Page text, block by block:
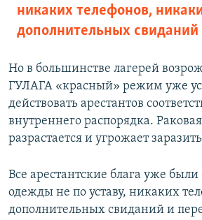
никаких телефонов,
дополнительных свиданий
Но в большинстве лагерей
ГУЛАГА «красный» режим уже
действовать арестантов
внутреннего распорядка.
разрастается и угрожает
Все арестантские блага уже
одежды не по уставу, никаких
дополнительных свиданий и